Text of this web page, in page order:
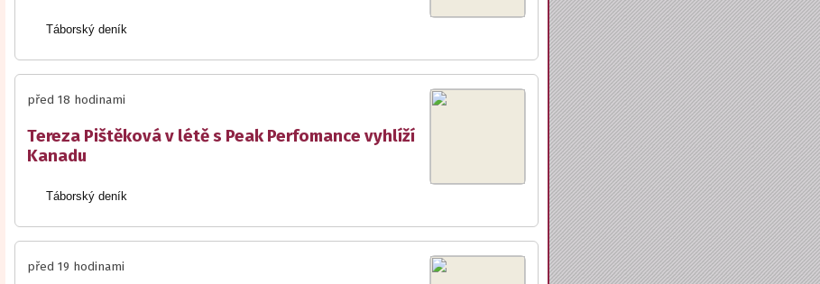
Táborský deník
před 18 hodinami
Tereza Pištěková v létě s Peak Perfomance vyhlíží
Kanadu
Táborský deník
před 19 hodinami